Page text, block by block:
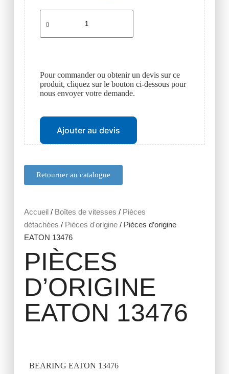
Retourner au catalogue
Accueil/ Boîtes de vitesses / Pièces
détachées / Pièces d'origine/ Pièces d’origine
EATON 13476
PIÈCES
D’ORIGINE
EATON 13476
BEARING EATON 13476
Pour commander ou obtenir un devis sur ce
produit, cliquez sur le bouton ci-dessous pour
nous envoyer votre demande.
Ajouter au devis